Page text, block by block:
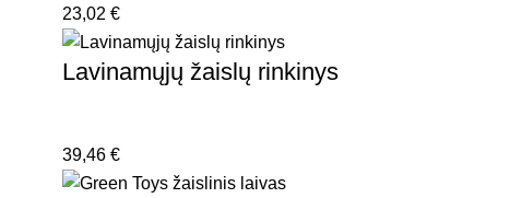
23,02 €
Lavinamųjų žaislų rinkinys
39,46 €